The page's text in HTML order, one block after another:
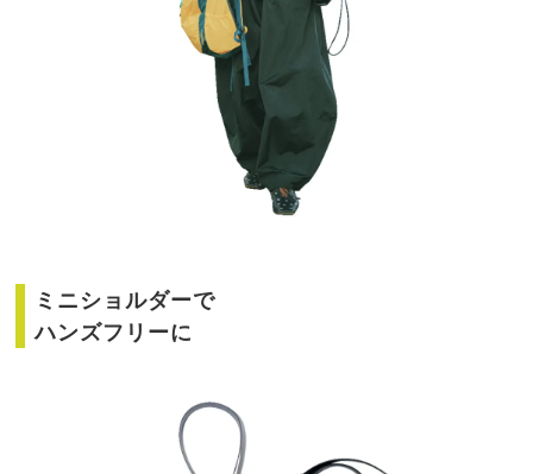
ミニショルダーで
ハンズフリーに